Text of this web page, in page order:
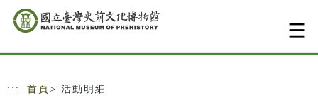
跳到主要內容
網站導覽
::: 首頁 > 活動明細